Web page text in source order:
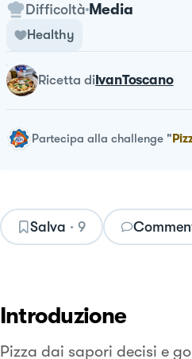
Difficoltà Media
Healthy
ricetta diIvanToscano
Partecipa alla challenge"
Salva · 9
Introduzione
Pizza dai sapori decisi e